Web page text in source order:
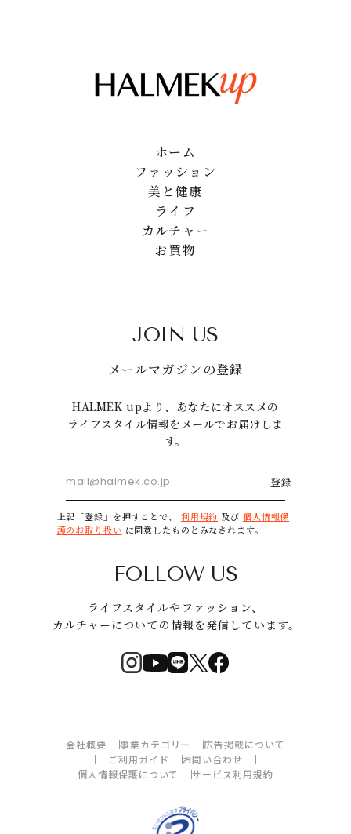
ホーム
ファッション
美と健康
ライフ
カルチャー
お買物
JOIN US
メールマガジンの登録
HALMEK upより、あなたにオススメの
ライフスタイル情報をメールでお届けしま
す。
登録
上記「登録」を押すことで、 利用規約 及び 個人情報保
護のお取り扱い に同意したものとみなされます。
FOLLOW US
ライフスタイルやファッション、
カルチャーについての情報を発信しています。
会社概要 事業カテゴリー
広告掲載について
ご利用ガイド
お問い合わせ
個人情報保護について
サービス利用規約